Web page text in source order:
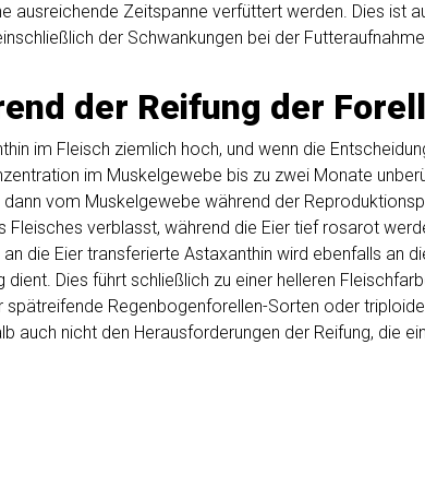
ausreichende Zeitspanne verfüttert werden. Dies ist
der Schwankungen bei der
der Reifung der
im Fleisch ziemlich hoch, und wenn die
im Muskelgewebe bis zu zwei Monate
vom Muskelgewebe während der
Fleisches verblasst, während die Eier tief rosarot
die Eier transferierte Astaxanthin wird ebenfalls an
dient. Dies führt schließlich zu einer helleren
Regenbogenforellen-Sorten oder
auch nicht den Herausforderungen der Reifung, die